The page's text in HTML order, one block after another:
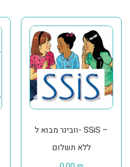
וובינר מבוא ל- SSiS –
ללא תשלום